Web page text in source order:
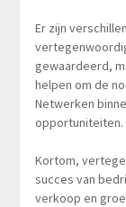
Er zijn
gewaardeerd,
helpen om de
Netwerken
opportuniteiten.
Kortom,
succes van
verkoop en